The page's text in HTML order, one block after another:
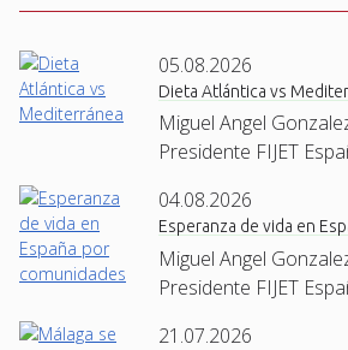
05.08.2026
Dieta Atlántica vs
Miguel Angel
Presidente FIJET
04.08.2026
Esperanza de vida en
Miguel Angel
Presidente FIJET
21.07.2026